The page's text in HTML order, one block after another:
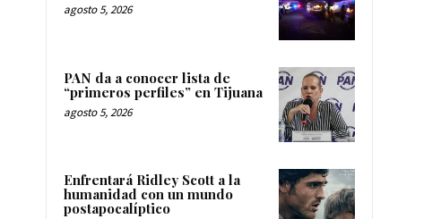
agosto 5, 2026
PAN da a conocer lista de
“primeros perfiles” en Tijuana
agosto 5, 2026
Enfrentará Ridley Scott a la
humanidad con un mundo
postapocalíptico